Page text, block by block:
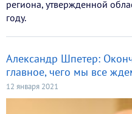
региона, утвержденной
году.
Александр Шпетер:
главное, чего мы все
12 января 2021